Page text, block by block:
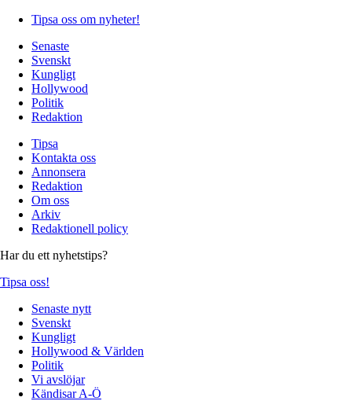
Tipsa oss om nyheter!
Senaste
Svenskt
Kungligt
Hollywood
Politik
Redaktion
Tipsa
Kontakta oss
Annonsera
Redaktion
Om oss
Arkiv
Redaktionell policy
Har du ett nyhetstips?
Tipsa oss!
Senaste nytt
Svenskt
Kungligt
Hollywood & Världen
Politik
Vi avslöjar
Kändisar A-Ö